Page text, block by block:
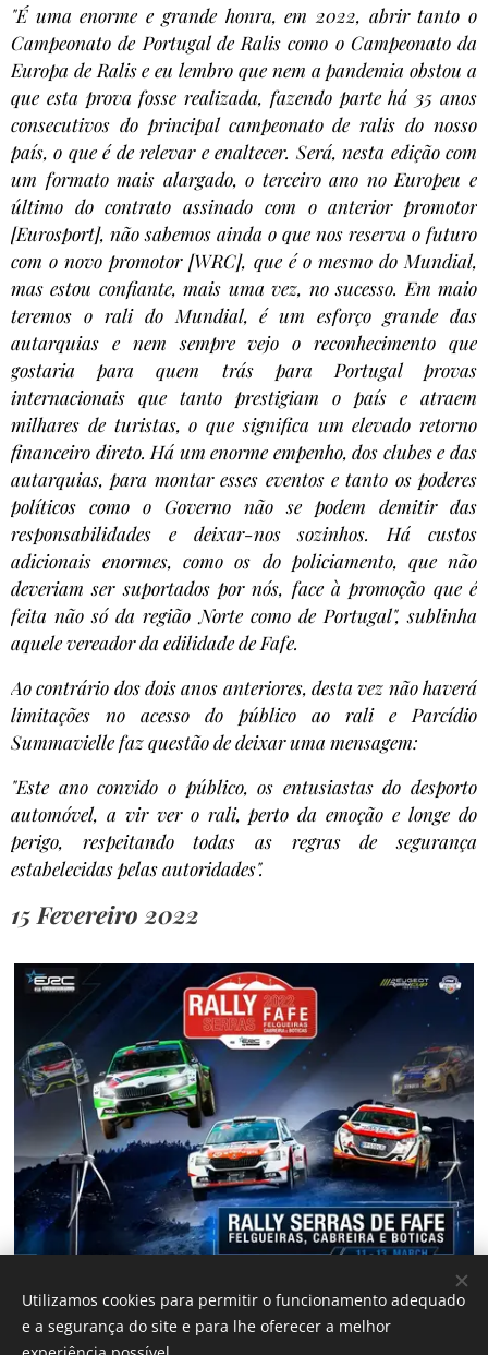
"É uma enorme e grande honra, em 2022, abrir tanto o
Campeonato de Portugal de Ralis como o Campeonato da
Europa de Ralis e eu lembro que nem a pandemia obstou a
que esta prova fosse realizada, fazendo parte há 35 anos
consecutivos do principal campeonato de ralis do nosso
país, o que é de relevar e enaltecer. Será, nesta edição com
um formato mais alargado, o terceiro ano no Europeu e
último do contrato assinado com o anterior promotor
[Eurosport], não sabemos ainda o que nos reserva o futuro
com o novo promotor [WRC], que é o mesmo do Mundial,
mas estou confiante, mais uma vez, no sucesso. Em maio
teremos o rali do Mundial, é um esforço grande das
autarquias e nem sempre vejo o reconhecimento que
gostaria para quem trás para Portugal provas
internacionais que tanto prestigiam o país e atraem
milhares de turistas, o que significa um elevado retorno
financeiro direto. Há um enorme empenho, dos clubes e das
autarquias, para montar esses eventos e tanto os poderes
políticos como o Governo não se podem demitir das
responsabilidades e deixar-nos sozinhos. Há custos
adicionais enormes, como os do policiamento, que não
deveriam ser suportados por nós, face à promoção que é
feita não só da região Norte como de Portugal", sublinha
aquele vereador da edilidade de Fafe.
Ao contrário dos dois anos anteriores, desta vez não haverá
limitações no acesso do público ao rali e Parcídio
Summavielle faz questão de deixar uma mensagem:
"Este ano convido o público, os entusiastas do desporto
automóvel, a vir ver o rali, perto da emoção e longe do
perigo, respeitando todas as regras de segurança
estabelecidas pelas autoridades".
15 Fevereiro 2022
Utilizamos cookies para permitir o funcionamento adequado
e a segurança do site e para lhe oferecer a melhor